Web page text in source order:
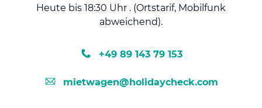
Heute bis 18:30 Uhr . (Ortstarif, Mobilfunk
abweichend).
+49 89 143 79 153
mietwagen@holidaycheck.com